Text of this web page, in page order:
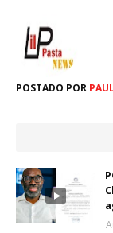
POSTADO POR